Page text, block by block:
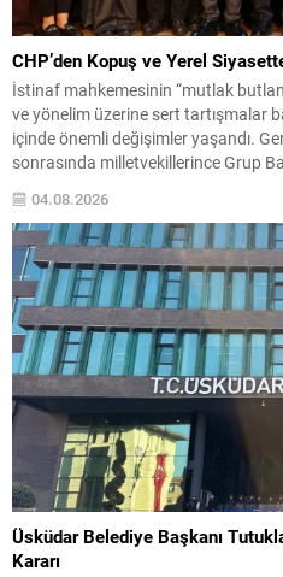
CHP’den Kopuş ve Yerel
İstinaf mahkemesinin “mutlak
ve yönelim üzerine sert tartışmalar
içinde önemli değişimler yaşandı.
sonrasında milletvekillerince Grup
ayrılarak Yeni Parti’yi kurdu. Bu
konumunu etkileyerek ana
04.08.2026
Üsküdar Belediye Başkanı
Kararı